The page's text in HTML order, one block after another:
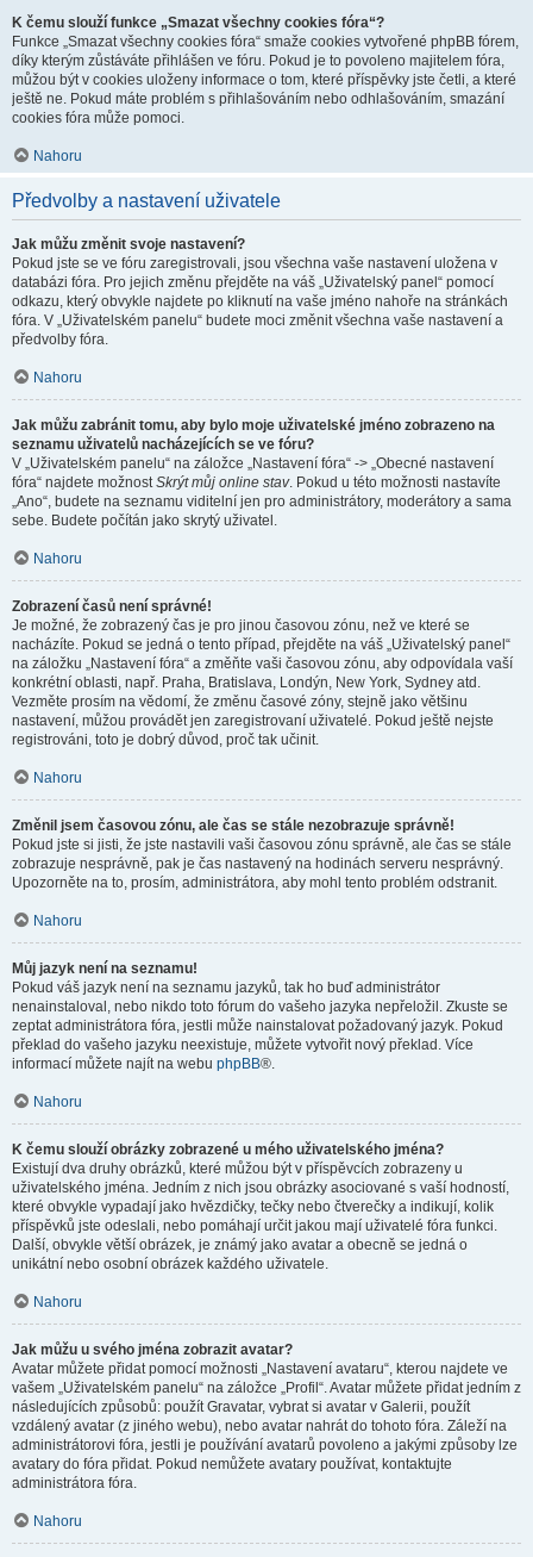
K čemu slouží funkce „Smazat všechny cookies fóra“?
Funkce „Smazat všechny cookies fóra“ smaže cookies vytvořené phpBB fórem,
díky kterým zůstáváte přihlášen ve fóru. Pokud je to povoleno majitelem fóra,
můžou být v cookies uloženy informace o tom, které příspěvky jste četli, a které
ještě ne. Pokud máte problém s přihlašováním nebo odhlašováním, smazání
cookies fóra může pomoci.
Nahoru
Předvolby a nastavení uživatele
Jak můžu změnit svoje nastavení?
Pokud jste se ve fóru zaregistrovali, jsou všechna vaše nastavení uložena v
databázi fóra. Pro jejich změnu přejděte na váš „Uživatelský panel“ pomocí
odkazu, který obvykle najdete po kliknutí na vaše jméno nahoře na stránkách
fóra. V „Uživatelském panelu“ budete moci změnit všechna vaše nastavení a
předvolby fóra.
Nahoru
Jak můžu zabránit tomu, aby bylo moje uživatelské jméno zobrazeno na
seznamu uživatelů nacházejících se ve fóru?
V „Uživatelském panelu“ na záložce „Nastavení fóra“ -> „Obecné nastavení
fóra“ najdete možnostSkrýt můj online stav. Pokud u této možnosti nastavíte
„Ano“, budete na seznamu viditelní jen pro administrátory, moderátory a sama
sebe. Budete počítán jako skrytý uživatel.
Nahoru
Zobrazení časů není správné!
Je možné, že zobrazený čas je pro jinou časovou zónu, než ve které se
nacházíte. Pokud se jedná o tento případ, přejděte na váš „Uživatelský panel“
na záložku „Nastavení fóra“ a změňte vaši časovou zónu, aby odpovídala vaší
konkrétní oblasti, např. Praha, Bratislava, Londýn, New York, Sydney atd.
Vezměte prosím na vědomí, že změnu časové zóny, stejně jako většinu
nastavení, můžou provádět jen zaregistrovaní uživatelé. Pokud ještě nejste
registrováni, toto je dobrý důvod, proč tak učinit.
Nahoru
Změnil jsem časovou zónu, ale čas se stále nezobrazuje správně!
Pokud jste si jisti, že jste nastavili vaši časovou zónu správně, ale čas se stále
zobrazuje nesprávně, pak je čas nastavený na hodinách serveru nesprávný.
Upozorněte na to, prosím, administrátora, aby mohl tento problém odstranit.
Nahoru
Můj jazyk není na seznamu!
Pokud váš jazyk není na seznamu jazyků, tak ho buď administrátor
nenainstaloval, nebo nikdo toto fórum do vašeho jazyka nepřeložil. Zkuste se
zeptat administrátora fóra, jestli může nainstalovat požadovaný jazyk. Pokud
překlad do vašeho jazyku neexistuje, můžete vytvořit nový překlad. Více
informací můžete najít na webu phpBB®.
Nahoru
K čemu slouží obrázky zobrazené u mého uživatelského jména?
Existují dva druhy obrázků, které můžou být v příspěvcích zobrazeny u
uživatelského jména. Jedním z nich jsou obrázky asociované s vaší hodností,
které obvykle vypadají jako hvězdičky, tečky nebo čtverečky a indikují, kolik
příspěvků jste odeslali, nebo pomáhají určit jakou mají uživatelé fóra funkci.
Další, obvykle větší obrázek, je známý jako avatar a obecně se jedná o
unikátní nebo osobní obrázek každého uživatele.
Nahoru
Jak můžu u svého jména zobrazit avatar?
Avatar můžete přidat pomocí možnosti „Nastavení avataru“, kterou najdete ve
vašem „Uživatelském panelu“ na záložce „Profil“. Avatar můžete přidat jedním z
následujících způsobů: použít Gravatar, vybrat si avatar v Galerii, použít
vzdálený avatar (z jiného webu), nebo avatar nahrát do tohoto fóra. Záleží na
administrátorovi fóra, jestli je používání avatarů povoleno a jakými způsoby lze
avatary do fóra přidat. Pokud nemůžete avatary používat, kontaktujte
administrátora fóra.
Nahoru